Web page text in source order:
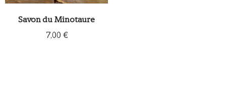
Savon du Minotaure
7,00 €